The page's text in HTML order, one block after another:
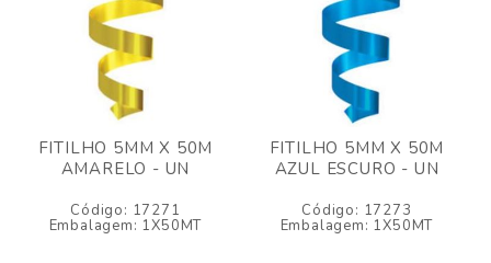
FITILHO 5MM X 50M
AMARELO - UN
Código: 17271
Embalagem: 1X50MT
FITILHO 5MM X 50M
AZUL ESCURO - UN
Código: 17273
Embalagem: 1X50MT